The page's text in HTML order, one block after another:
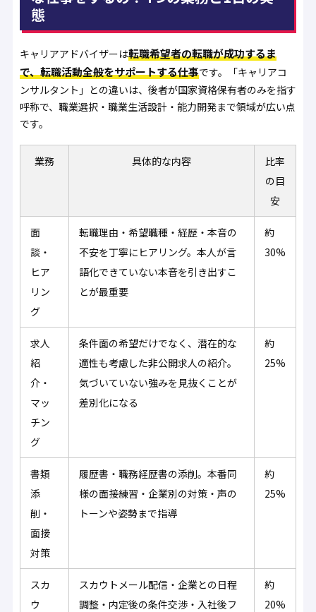
態
キャリアアドバイザーは転職希望者の転職が成功するま
で、転職活動全般をサポートする仕事です。「キャリアコ
ンサルタント」との違いは、後者が国家資格保有者のみを指す
呼称で、職業選択・職業生活設計・能力開発まで領域が広い点
です。
業務 具体的な内容
比率
の目
安
面
談・
ヒア
リン
グ
転職理由・希望職種・経歴・本音の
不安を丁寧にヒアリング。本人が言
語化できていない本音を引き出すこ
とが最重要
約
30%
求人
紹
介・
マッ
チン
グ
条件面の希望だけでなく、潜在的な
適性も考慮した非公開求人の紹介。
気づいていない強みを見抜くことが
差別化になる
約
25%
書類
添
削・
面接
対策
履歴書・職務経歴書の添削。本番同
様の面接練習・企業別の対策・声の
トーンや姿勢まで指導
約
25%
スカ
ウ
スカウトメール配信・企業との日程
調整・内定後の条件交渉・入社後フ
約
20%